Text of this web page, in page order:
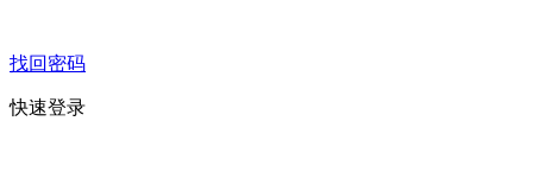
找回密码
快速登录